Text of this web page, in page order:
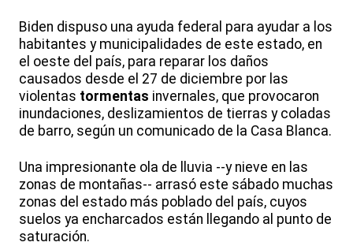
Biden dispuso una ayuda federal para ayudar a los
habitantes y municipalidades de este estado, en
el oeste del país, para reparar los daños
causados desde el 27 de diciembre por las
violentas tormentas invernales, que provocaron
inundaciones, deslizamientos de tierras y coladas
de barro, según un comunicado de la Casa Blanca.
Una impresionante ola de lluvia --y nieve en las
zonas de montañas-- arrasó este sábado muchas
zonas del estado más poblado del país, cuyos
suelos ya encharcados están llegando al punto de
saturación.